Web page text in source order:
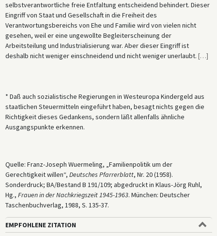
selbstverantwortliche freie Entfaltung entscheidend behindert. Dieser
Eingriff von Staat und Gesellschaft in die Freiheit des
Verantwortungsbereichs von Ehe und Familie wird von vielen nicht
gesehen, weil er eine ungewollte Begleiterscheinung der
Arbeitsteilung und Industrialisierung war. Aber dieser Eingriff ist
deshalb nicht weniger einschneidend und nicht weniger unerlaubt. […]
* Daß auch sozialistische Regierungen in Westeuropa Kindergeld aus
staatlichen Steuermitteln eingeführt haben, besagt nichts gegen die
Richtigkeit dieses Gedankens, sondern läßt allenfalls ähnliche
Ausgangspunkte erkennen.
Quelle: Franz-Joseph Wuermeling, „Familienpolitik um der
Gerechtigkeit willen“, Deutsches Pfarrerblatt, Nr. 20 (1958).
Sonderdruck; BA/Bestand B 191/109; abgedruckt in Klaus-Jörg Ruhl,
Hg., Frauen in der Nachkriegszeit 1945-1963. München: Deutscher
Taschenbuchverlag, 1988, S. 135-37.
EMPFOHLENE ZITATION